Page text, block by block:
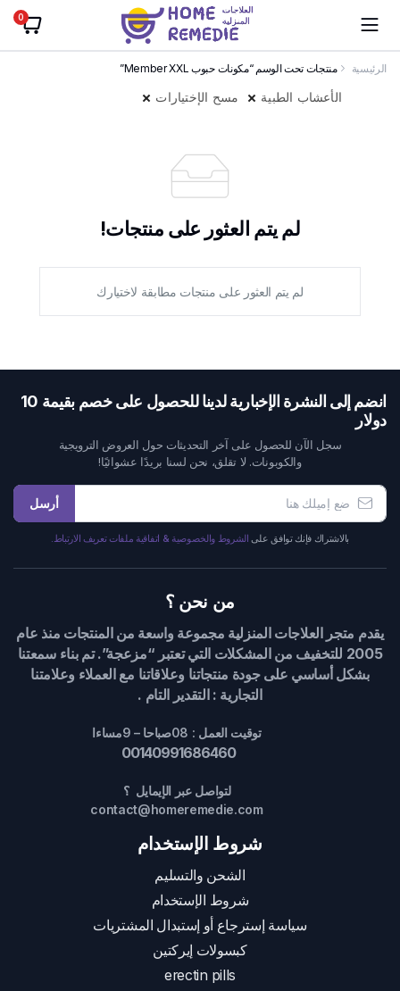
0
الرئيسية منتجات تحت الوسم “مكونات حبوب Member XXL”
مسح الإختيارات الأعشاب الطبية
لم يتم العثور على منتجات!
لم يتم العثور على منتجات مطابقة لاختيارك
انضم إلى النشرة الإخبارية لدينا للحصول على خصم بقيمة 10
دولار
سجل الآن للحصول على آخر التحديثات حول العروض الترويجية
والكوبونات. لا تقلق، نحن لسنا بريدًا عشوائيًا!
أرسل
بالاشتراك فإنك توافق على الشروط والخصوصية & اتفاقية ملفات تعريف الارتباط.
من نحن ؟
يقدم متجر العلاجات المنزلية مجموعة واسعة من المنتجات منذ عام
2005 للتخفيف من المشكلات التي تعتبر “مزعجة”. تم بناء سمعتنا
بشكل أساسي على جودة منتجاتنا وعلاقاتنا مع العملاء وعلامتنا
التجارية : التقدير التام .
توقيت العمل : 08صباحا – 9مساءا
00140991686460
لتواصل عبر الإيمايل ؟
contact@homeremedie.com
شروط الإستخدام
الشحن والتسليم
شروط الإستخدام
سياسة إسترجاع أو إستبدال المشتريات
كبسولات إيركتين
erectin pills